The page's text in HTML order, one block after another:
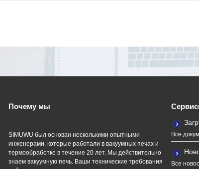
Почему мы
SIMUWU был основан несколькими опытными
инженерами, которые работали в вакуумных печах и
термообработке в течение 20 лет. Мы действительно
знаем вакуумную печь. Ваши технические требования
Все
Все